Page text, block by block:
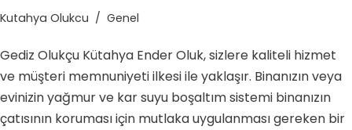
Kutahya Olukcu Genel
Gediz Olukçu Kütahya Ender Oluk, sizlere kaliteli hizmet
ve müşteri memnuniyeti ilkesi ile yaklaşır. Binanızın veya
evinizin yağmur ve kar suyu boşaltım sistemi binanızın
çatısının koruması için mutlaka uygulanması gereken bir